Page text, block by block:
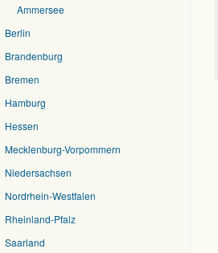
Ammersee
Berlin
Brandenburg
Bremen
Hamburg
Hessen
Mecklenburg-Vorpommern
Niedersachsen
Nordrhein-Westfalen
Rheinland-Pfalz
Saarland